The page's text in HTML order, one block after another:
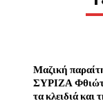
Μαζική
ΣΥΡΙΖΑ
τα κλειδιά και